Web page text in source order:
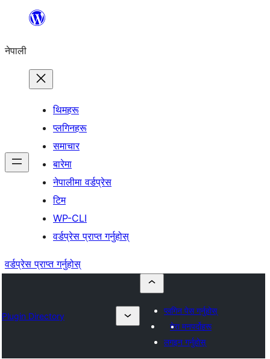
सामग्रीमा
नेपाली
थिमहरू
प्लगिनहरू
समाचार
बारेमा
नेपालीमा वर्डप्रेस
टिम
WP-CLI
वर्डप्रेस प्राप्त गर्नुहोस्
वर्डप्रेस प्राप्त गर्नुहोस्
Plugin Directory
प्लगिन पेस गर्नुहोस्
मेरा मनपर्दोहरू
लगइन गर्नुहोस्